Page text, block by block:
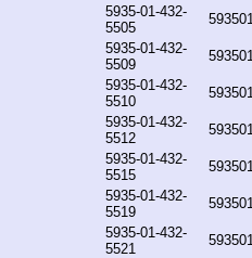
5935-01-432-
5505
5935-01-432-
5509
5935-01-432-
5510
5935-01-432-
5512
5935-01-432-
5515
5935-01-432-
5519
5935-01-432-
5521